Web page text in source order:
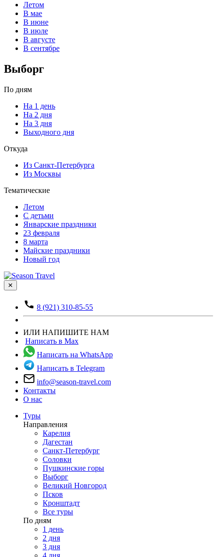
Летом
В мае
В июне
В июле
В августе
В сентябре
Выборг
По дням
На 1 день
На 2 дня
На 3 дня
Выходного дня
Откуда
Из Санкт-Петербурга
Из Москвы
Тематические
Летом
С детьми
Январские праздники
23 февраля
8 марта
Майские праздники
Новый год
✕
8 (921) 310-85-55
ИЛИ НАПИШИТЕ НАМ
Написать в Max
Написать на WhatsApp
Написать в Telegram
info@season-travel.com
Контакты
О нас
Туры
Направления
Карелия
Дагестан
Санкт-Петербург
Соловки
Пушкинские горы
Выборг
Великий Новгород
Псков
Кронштадт
Все туры
По дням
1 день
2 дня
3 дня